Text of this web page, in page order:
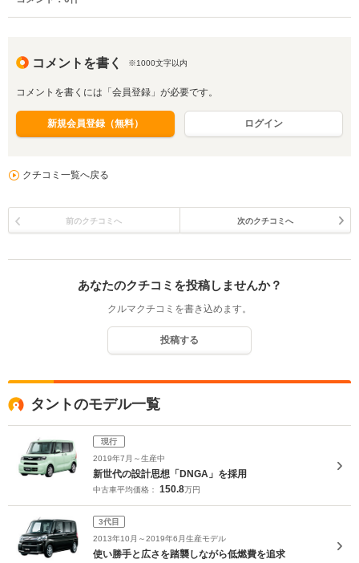
コメントを書く ※1000文字以内
コメントを書くには「会員登録」が必要です。
新規会員登録（無料） ログイン
クチコミ一覧へ戻る
前のクチコミへ 次のクチコミへ
あなたのクチコミを投稿しませんか？
クルマクチコミを書き込めます。
投稿する
タントのモデル一覧
現行
2019年7月～生産中
新世代の設計思想「DNGA」を採用
中古車平均価格： 150.8万円
3代目
2013年10月～2019年6月生産モデル
使い勝手と広さを踏襲しながら低燃費を追求